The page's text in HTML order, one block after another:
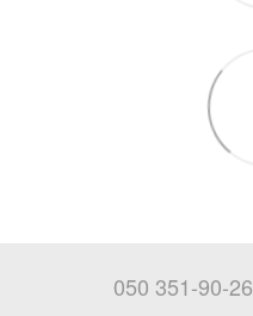
050 351-90-26